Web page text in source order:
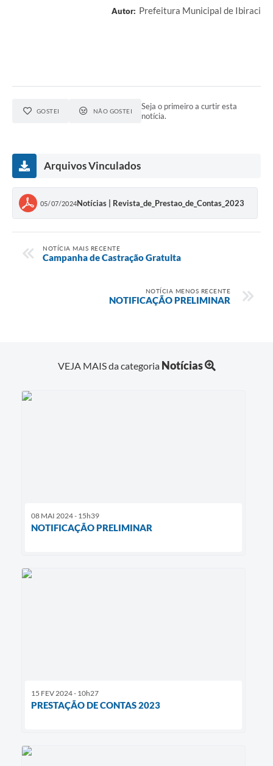
Autor: Prefeitura Municipal de Ibiraci
GOSTEI NÃO GOSTEI
Seja o primeiro a curtir esta
notícia.
Arquivos Vinculados
05/07/2024Notícias | Revista_de_Prestao_de_Contas_2023
NOTÍCIA MAIS RECENTE
Campanha de Castração Gratuita
NOTÍCIA MENOS RECENTE
NOTIFICAÇÃO PRELIMINAR
VEJA MAIS da categoria Notícias
08 MAI 2024 - 15h39
NOTIFICAÇÃO PRELIMINAR
15 FEV 2024 - 10h27
PRESTAÇÃO DE CONTAS 2023